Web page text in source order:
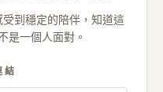
到穩定的陪伴，知道這
是一個人面對。
結